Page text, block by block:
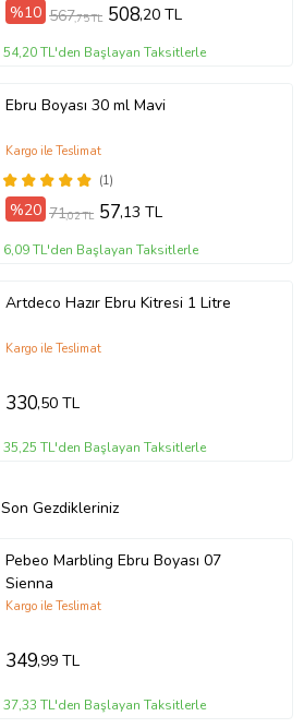
%10 567,75 TL 508,20 TL
54,20 TL'den Başlayan Taksitlerle
Ebru Boyası 30 ml Mavi
(1)
Kargo ile Teslimat
%20 71,02 TL 57,13 TL
6,09 TL'den Başlayan Taksitlerle
Artdeco Hazır Ebru Kitresi 1 Litre
Kargo ile Teslimat
330,50 TL
35,25 TL'den Başlayan Taksitlerle
Son Gezdikleriniz
Pebeo Marbling Ebru Boyası 07
Sienna
Kargo ile Teslimat
349,99 TL
37,33 TL'den Başlayan Taksitlerle